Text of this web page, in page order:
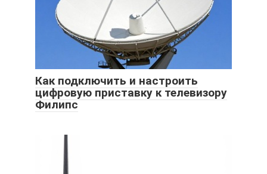
Как подключить и настроить
цифровую приставку к телевизору
Филипс